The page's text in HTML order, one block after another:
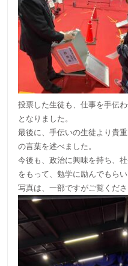
投票した生徒も、仕事を手伝
となりました。
最後に、手伝いの生徒より貴
の言葉を述べました。
今後も、政治に興味を持ち、
をもって、勉学に励んでもらい
写真は、一部ですがご覧くださ